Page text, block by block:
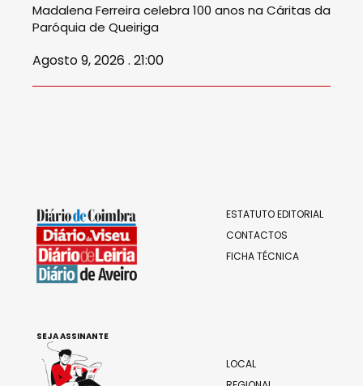
Madalena Ferreira celebra 100 anos na Cáritas da
Paróquia de Queiriga
Agosto 9, 2026 . 21:00
ESTATUTO EDITORIAL
CONTACTOS
FICHA TÉCNICA
LOCAL
SEJA ASSINANTE